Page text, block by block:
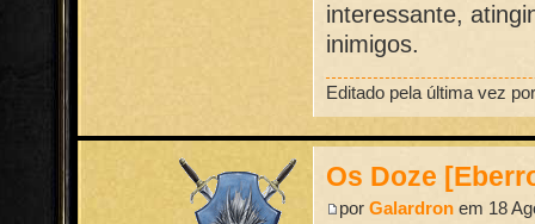
interessante,
inimigos.
Editado pela última vez
Os Doze
porGalardron em 18